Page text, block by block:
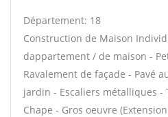
Département: 18
Construction de Maison
dappartement / de maison -
Ravalement de façade - Pavé
jardin - Escaliers métalliques -
Chape - Gros oeuvre